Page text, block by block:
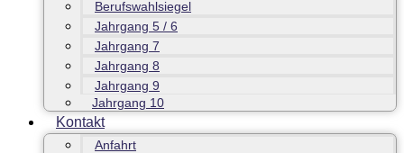
Berufswahlsiegel
Jahrgang 5 / 6
Jahrgang 7
Jahrgang 8
Jahrgang 9
Jahrgang 10
Kontakt
Anfahrt